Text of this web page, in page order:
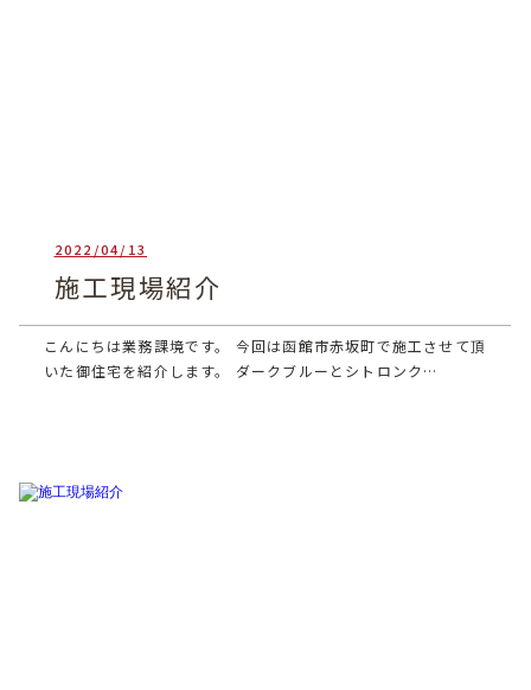
2022/04/13
施工現場紹介
こんにちは業務課境です。 今回は函館市赤坂町で施工させて頂
いた御住宅を紹介します。 ダークブルーとシトロンク…